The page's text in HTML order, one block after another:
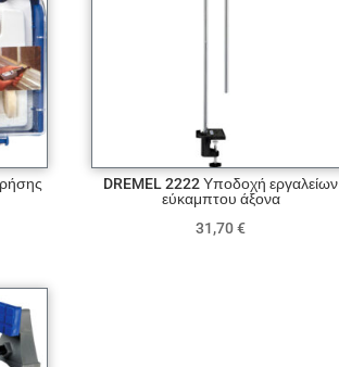
DREMEL 2222 Υποδοχή εργαλείων
εύκαμπτου άξονα
31,70€